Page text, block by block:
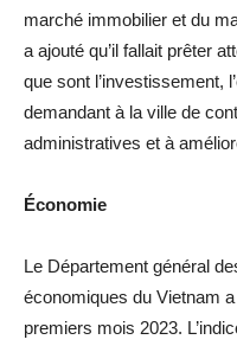
marché immobilier et du
a ajouté qu’il fallait prêter
que sont l’investissement,
demandant à la ville de
administratives et à
Économie
Le Département général
économiques du Vietnam
premiers mois 2023.